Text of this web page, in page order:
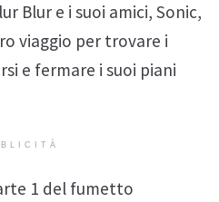
Blur e i suoi amici, Sonic,
viaggio per trovare i
e fermare i suoi piani
1 del fumetto